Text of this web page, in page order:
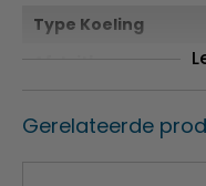
Type Koeling
Gewicht
Gerelateerde